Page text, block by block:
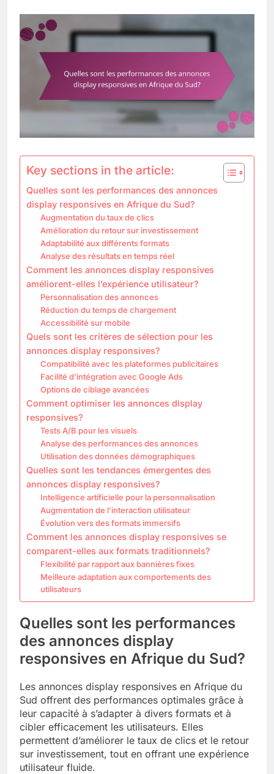
Key sections in the article:
Quelles sont les performances des annonces
display responsives en Afrique du Sud?
Augmentation du taux de clics
Amélioration du retour sur investissement
Adaptabilité aux différents formats
Analyse des résultats en temps réel
Comment les annonces display responsives
améliorent-elles l’expérience utilisateur?
Personnalisation des annonces
Réduction du temps de chargement
Accessibilité sur mobile
Quels sont les critères de sélection pour les
annonces display responsives?
Compatibilité avec les plateformes publicitaires
Facilité d’intégration avec Google Ads
Options de ciblage avancées
Comment optimiser les annonces display
responsives?
Tests A/B pour les visuels
Analyse des performances des annonces
Utilisation des données démographiques
Quelles sont les tendances émergentes des
annonces display responsives?
Intelligence artificielle pour la personnalisation
Augmentation de l’interaction utilisateur
Évolution vers des formats immersifs
Comment les annonces display responsives se
comparent-elles aux formats traditionnels?
Flexibilité par rapport aux bannières fixes
Meilleure adaptation aux comportements des
utilisateurs
Quelles sont les performances
des annonces display
responsives en Afrique du Sud?
Les annonces display responsives en Afrique du
Sud offrent des performances optimales grâce à
leur capacité à s’adapter à divers formats et à
cibler efficacement les utilisateurs. Elles
permettent d’améliorer le taux de clics et le retour
sur investissement, tout en offrant une expérience
utilisateur fluide.